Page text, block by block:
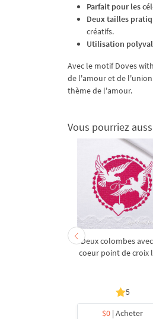
Parfait pour les
Deux tailles
créatifs.
Utilisation
Avec le motif Doves
de l'amour et de
thème de l'amour.
Vous pourriez
Deux colombes
coeur point de croix
5
$0 | Acheter